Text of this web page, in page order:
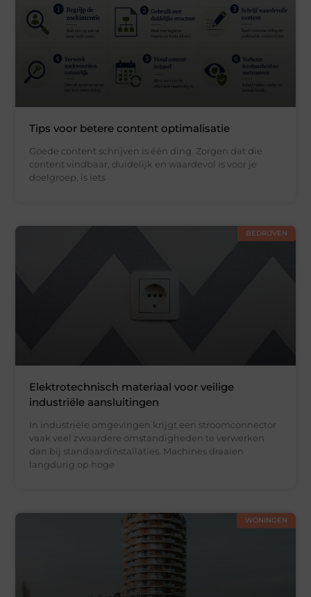
Tips voor betere content optimalisatie
Goede content schrijven is één ding. Zorgen dat die
content vindbaar, duidelijk en waardevol is voor je
doelgroep, is iets
BEDRIJVEN
Elektrotechnisch materiaal voor veilige
industriële aansluitingen
In industriële omgevingen krijgt een stroomconnector
vaak veel zwaardere omstandigheden te verwerken
dan bij standaardinstallaties. Machines draaien
langdurig op hoge
WONINGEN